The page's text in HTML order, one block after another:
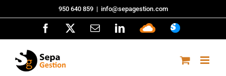
al
950 640 859 | info@sepagestion.com
Facebook
CorreoLinkedIn
Sepa